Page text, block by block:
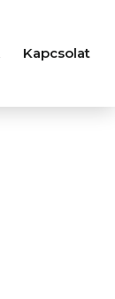
Kapcsolat